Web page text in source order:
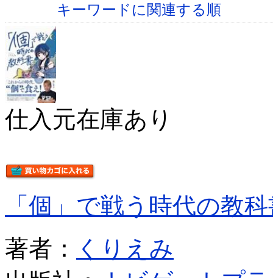
キーワードに関連する順
仕入元在庫あり
「個」で戦う時代の教
著者：
くりえみ